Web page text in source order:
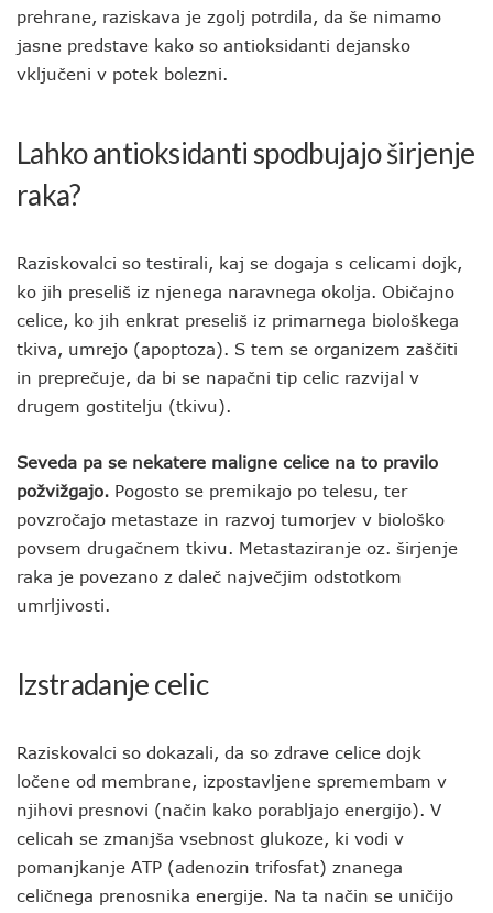
prehrane, raziskava je zgolj potrdila, da še nimamo
jasne predstave kako so antioksidanti dejansko
vključeni v potek bolezni.
Lahko antioksidanti spodbujajo širjenje
raka?
Raziskovalci so testirali, kaj se dogaja s celicami dojk,
ko jih preseliš iz njenega naravnega okolja. Običajno
celice, ko jih enkrat preseliš iz primarnega biološkega
tkiva, umrejo (apoptoza). S tem se organizem zaščiti
in preprečuje, da bi se napačni tip celic razvijal v
drugem gostitelju (tkivu).
Seveda pa se nekatere maligne celice na to pravilo
požvižgajo. Pogosto se premikajo po telesu, ter
povzročajo metastaze in razvoj tumorjev v biološko
povsem drugačnem tkivu. Metastaziranje oz. širjenje
raka je povezano z daleč največjim odstotkom
umrljivosti.
Izstradanje celic
Raziskovalci so dokazali, da so zdrave celice dojk
ločene od membrane, izpostavljene spremembam v
njihovi presnovi (način kako porabljajo energijo). V
celicah se zmanjša vsebnost glukoze, ki vodi v
pomanjkanje ATP (adenozin trifosfat) znanega
celičnega prenosnika energije. Na ta način se uničijo